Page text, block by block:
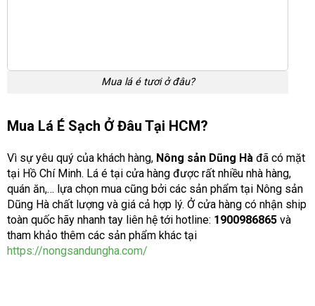
Mua lá é tươi ở đâu?
Mua Lá É Sạch Ở Đâu Tại HCM?
Vì sự yêu quý của khách hàng, Nông sản Dũng Hà đã có mặt
tại Hồ Chí Minh. Lá é tại cửa hàng được rất nhiều nhà hàng,
quán ăn,… lựa chọn mua cũng bởi các sản phẩm tại Nông sản
Dũng Hà chất lượng và giá cả hợp lý. Ở cửa hàng có nhận ship
toàn quốc hãy nhanh tay liên hệ tới hotline: 1900986865 và
tham khảo thêm các sản phẩm khác tại
https://nongsandungha.com/